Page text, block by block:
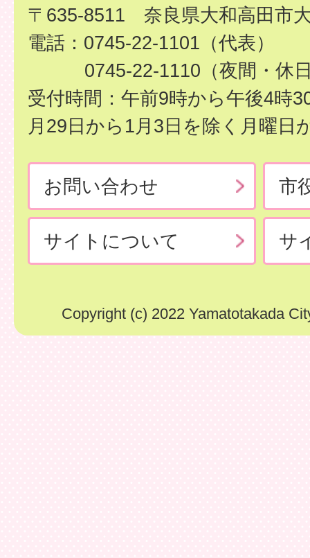
〒635-8511 奈良県大和高田市
電話：0745-22-1101（代表）
0745-22-1110（夜間・休
受付時間：午前9時から午後4時
月29日から1月3日を除く月曜日
お問い合わせ 市
サイトについて サ
Copyright (c) 2022 Yamatotakada